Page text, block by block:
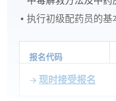
执行初级配药员的基
报名代码
现时接受报名